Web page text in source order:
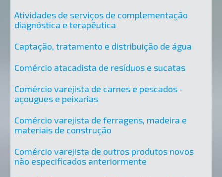
Atividades de serviços de complementação
diagnóstica e terapêutica
Captação, tratamento e distribuição de água
Comércio atacadista de resíduos e sucatas
Comércio varejista de carnes e pescados -
açougues e peixarias
Comércio varejista de ferragens, madeira e
materiais de construção
Comércio varejista de outros produtos novos
não especificados anteriormente